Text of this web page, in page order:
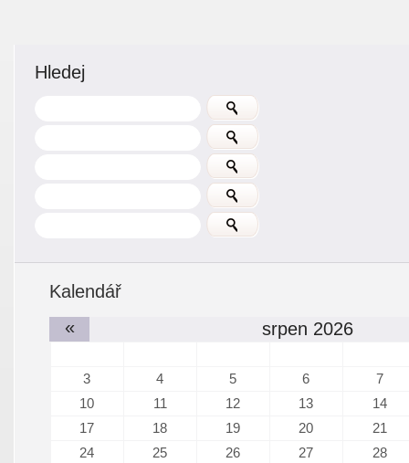
Hledej
Kalendář
«
srpen 2026
3 4 5 6
7
10
11 12 13
14
17
18 19 20
21
24
25 26 27
28